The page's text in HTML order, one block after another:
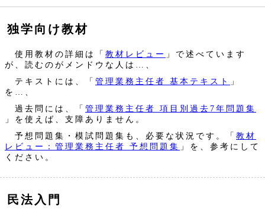
独学向け教材
使用教材の詳細は「 教材レビュー 」で述べています
が、読むのがメンドウな人は…、
テキストには、「 管理業務主任者 基本テキスト
」
を…、
過去問には、「 管理業務主任者 項目別過去7年問題集
」を使えば、支障ありません。
予想問題集・模試問題集も、必要な状況です。「 教材
レビュー：管理業務主任者 予想問題集 」を、参考にして
ください。
民法入門